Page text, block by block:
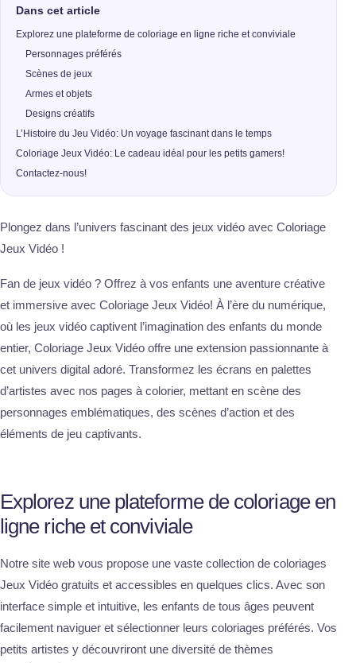
Dans cet article
Explorez une plateforme de coloriage en ligne riche et conviviale
Personnages préférés
Scènes de jeux
Armes et objets
Designs créatifs
L’Histoire du Jeu Vidéo: Un voyage fascinant dans le temps
Coloriage Jeux Vidéo: Le cadeau idéal pour les petits gamers!
Contactez-nous!
Plongez dans l’univers fascinant des jeux vidéo avec Coloriage
Jeux Vidéo !
Fan de jeux vidéo ? Offrez à vos enfants une aventure créative
et immersive avec Coloriage Jeux Vidéo! À l’ère du numérique,
où les jeux vidéo captivent l’imagination des enfants du monde
entier, Coloriage Jeux Vidéo offre une extension passionnante à
cet univers digital adoré. Transformez les écrans en palettes
d’artistes avec nos pages à colorier, mettant en scène des
personnages emblématiques, des scènes d’action et des
éléments de jeu captivants.
Explorez une plateforme de coloriage en
ligne riche et conviviale
Notre site web vous propose une vaste collection de coloriages
Jeux Vidéo gratuits et accessibles en quelques clics. Avec son
interface simple et intuitive, les enfants de tous âges peuvent
facilement naviguer et sélectionner leurs coloriages préférés. Vos
petits artistes y découvriront une diversité de thèmes